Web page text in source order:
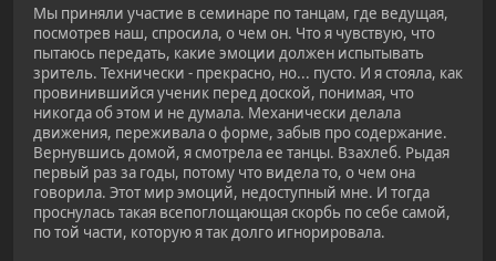
Мы приняли участие в семинаре по танцам, где ведущая,
посмотрев наш, спросила, о чем он. Что я чувствую, что
пытаюсь передать, какие эмоции должен испытывать
зритель. Технически - прекрасно, но... пусто. И я стояла, как
провинившийся ученик перед доской, понимая, что
никогда об этом и не думала. Механически делала
движения, переживала о форме, забыв про содержание.
Вернувшись домой, я смотрела ее танцы. Взахлеб. Рыдая
первый раз за годы, потому что видела то, о чем она
говорила. Этот мир эмоций, недоступный мне. И тогда
проснулась такая всепоглощающая скорбь по себе самой,
по той части, которую я так долго игнорировала.